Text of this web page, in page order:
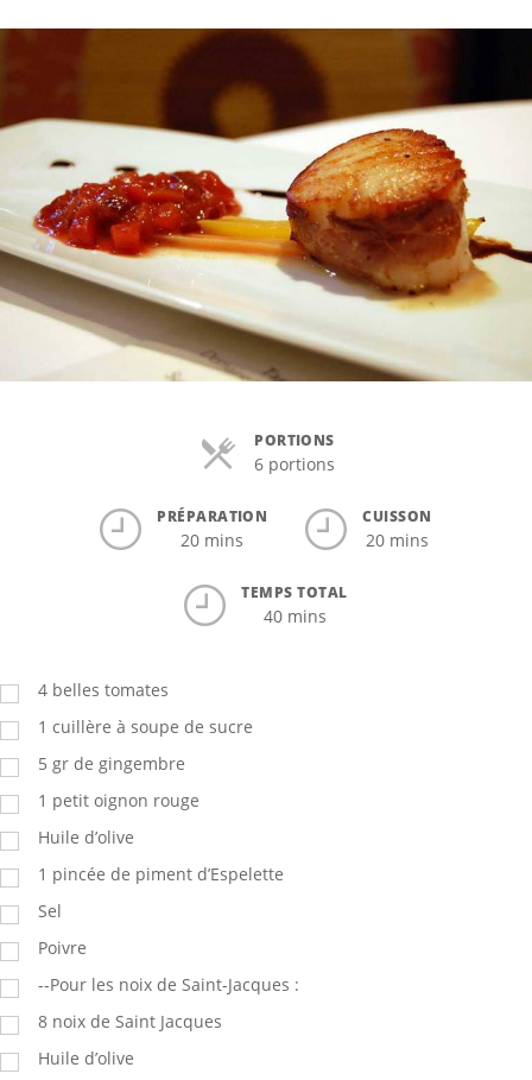
PORTIONS
6 portions
PRÉPARATION
20 mins
CUISSON
20 mins
TEMPS TOTAL
40 mins
4 belles tomates
1 cuillère à soupe de sucre
5 gr de gingembre
1 petit oignon rouge
Huile d’olive
1 pincée de piment d’Espelette
Sel
Poivre
--Pour les noix de Saint-Jacques :
8 noix de Saint Jacques
Huile d’olive